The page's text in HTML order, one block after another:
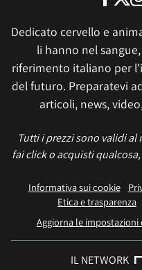
Dedicato cervello e
li hanno nel
riferimento italiano per
del futuro. Preparatevi
articoli, news,
Tutti i prezzi sono validi
fai click o acquisti
Informativa sui cookie
Etica e trasparenza
Aggiorna le
IL NETWORK